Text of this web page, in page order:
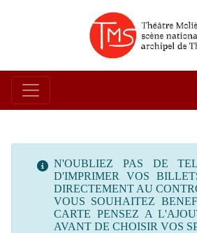
N'OUBLIEZ PAS DE
D'IMPRIMER VOS
DIRECTEMENT AU
VOUS SOUHAITEZ
CARTE PENSEZ A
AVANT DE CHOISIR VOS